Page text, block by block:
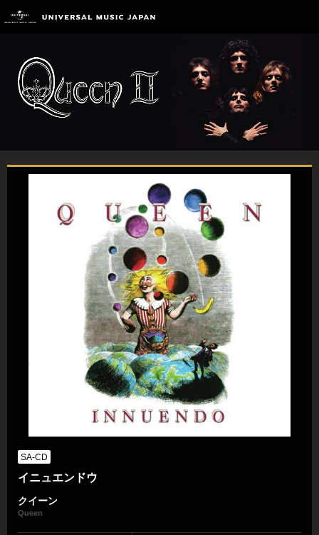
SA-CD
イニュエンドウ
クイーン
Queen